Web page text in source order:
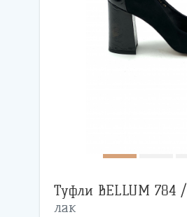
Туфли BELLUM 784 /
лак